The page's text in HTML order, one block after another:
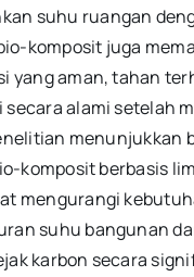
suhu ruangan
komposit juga
yang aman, tahan
alami setelah
menunjukkan
komposit berbasis
mengurangi
suhu bangunan
karbon secara